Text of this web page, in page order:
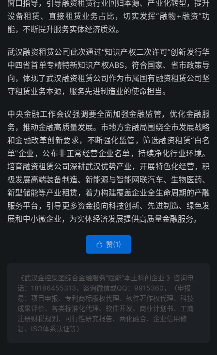
窗口指导，引导融资租赁行业回归本源、产业化转型，提升
设备租赁、直接租赁业务占比，切实发挥“融物+融资”功
能，不断提升服务实体经济质效。
武汉融资租赁公司此次通过“知识产权二次许可”创新发行华
中四省首单专精特新知识产权ABS，符合国家、省市政策导
向，体现了武汉融资租赁公司作为市属国有融资租赁公司坚
守租赁业务本源，服务先进制造业的使命担当。
中央金融工作会议强调要全面加强金融监管，优化金融服
务，推动金融高质量发展。市地方金融局围绕全市发展战略
和金融改革创新要求，不断强化监管，筛选融资租赁“白名
单”企业，公布非正常经营企业名单，持续净化行业环境。
培育融资租赁公司深耕武汉优势产业，开展特色化经营，积
极发展高端装备制造、新能源与智能网联汽车、生物医药、
新型储能等产业租赁，着力构建覆盖企业全生命周期的产融
服务平台，引导更多资金投向科技创新、先进制造、绿色发
展和中小微企业，为实体经济发展提供高质量金融服务。
 赞(1)
《武汉金控集团综合金融服务“赋能”本土科创企业 》咨询电
话： 18186455313 ，咨询微信或QQ：9915360，（申报
易：项目申报、专利商标版权代理、软件著作权代理、科技
成果评价、各类标准化代理、软件开发、商业计划书、工商
注册财税规划、可行性研究报告、两化融合、企业信用修
复、ISO体系认证等）